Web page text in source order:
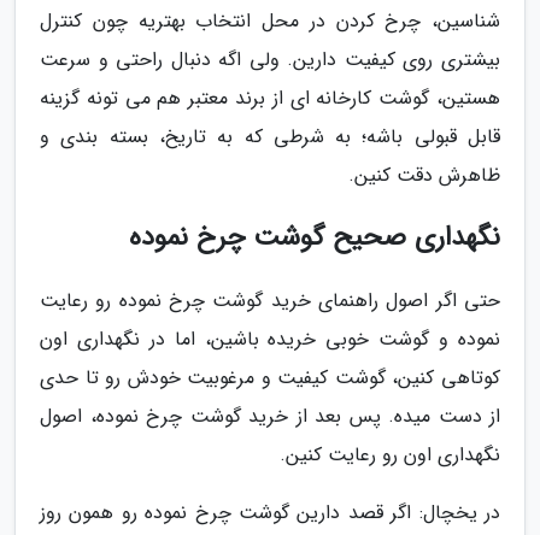
شناسین، چرخ کردن در محل انتخاب بهتریه چون کنترل
بیشتری روی کیفیت دارین. ولی اگه دنبال راحتی و سرعت
هستین، گوشت کارخانه ای از برند معتبر هم می تونه گزینه
قابل قبولی باشه؛ به شرطی که به تاریخ، بسته بندی و
ظاهرش دقت کنین.
نگهداری صحیح گوشت چرخ نموده
حتی اگر اصول راهنمای خرید گوشت چرخ نموده رو رعایت
نموده و گوشت خوبی خریده باشین، اما در نگهداری اون
کوتاهی کنین، گوشت کیفیت و مرغوبیت خودش رو تا حدی
از دست میده. پس بعد از خرید گوشت چرخ نموده، اصول
نگهداری اون رو رعایت کنین.
در یخچال: اگر قصد دارین گوشت چرخ نموده رو همون روز